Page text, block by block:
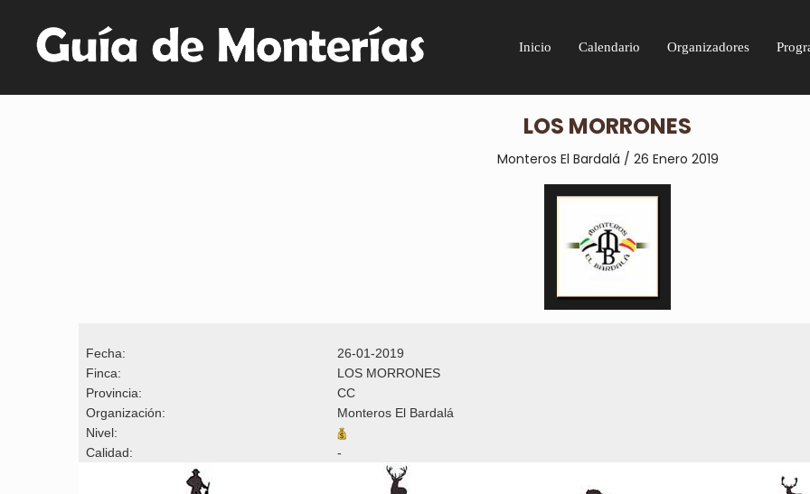
Inicio Calendario Organizadores
LOS MORRONES
Monteros El Bardalá / 26 Enero 2019
Fecha:
26-01-2019
Finca:
LOS MORRONES
Provincia:
CC
Organización:
Monteros El Bardalá
Nivel:
Calidad:
-